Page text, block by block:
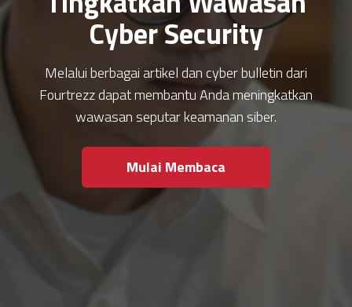
Cyber Security
Melalui berbagai artikel dan cyber bulletin dari
Fourtrezz dapat membantu Anda meningkatkan
wawasan seputar keamanan siber.
Mulai Membaca